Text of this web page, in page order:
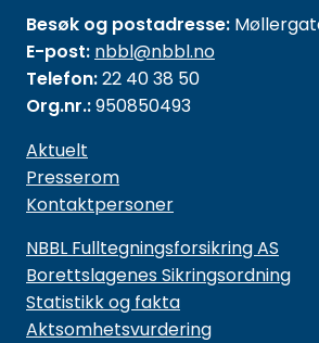
Besøk og postadresse:
E-post: nbbl@nbbl.no
Telefon:22 40 38 50
Org.nr.:950850493
Aktuelt
Presserom
Kontaktpersoner
NBBL Fulltegningsforsikring AS
Borettslagenes Sikringsordning
Statistikk og fakta
Aktsomhetsvurdering